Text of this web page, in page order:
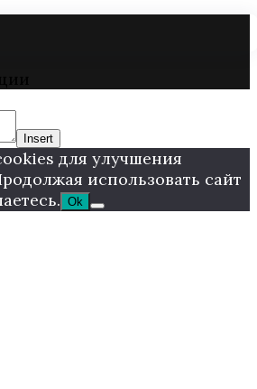
Insert
для улучшения
использовать сайт
Ok